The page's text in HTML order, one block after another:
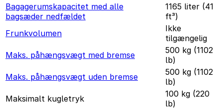
Bagagerumskapacitet med alle
bagsæder nedfældet
1165 liter (41
ft³)
Frunkvolumen
Ikke
tilgængelig
Maks. påhængsvægt med bremse
500 kg (1102
lb)
Maks. påhængsvægt uden bremse
500 kg (1102
lb)
Maksimalt kugletryk
100 kg (220
lb)